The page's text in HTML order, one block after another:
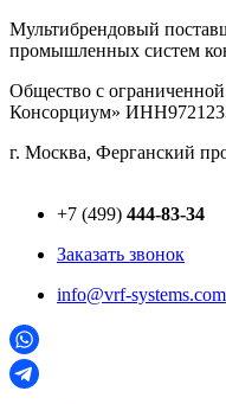
Перейти
к
Мультибрендовый
промышленных систем
Общество с
Консорциум»
г. Москва, Ферганский
+7 (499) 444-83-34
Заказать звонок
info@vrf-systems.com